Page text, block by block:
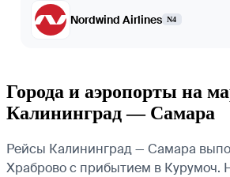
Nordwind Airlines N4
Города и аэропорты на
Калининград — Самара
Рейсы Калининград — Самара
Храброво с прибытием в Курумоч.